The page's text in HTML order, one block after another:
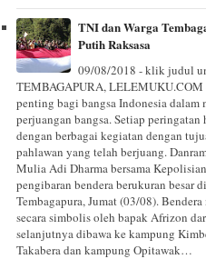
TNI dan Warga
Putih Raksasa
09/08/2018 - klik judul
TEMBAGAPURA, LELEMUKU.COM
penting bagi bangsa Indonesia dalam
perjuangan bangsa. Setiap
dengan berbagai kegiatan dengan
pahlawan yang telah berjuang.
Mulia Adi Dharma bersama
pengibaran bendera berukuran besar
Tembagapura, Jumat (03/08).
secara simbolis oleh bapak Afrizon
selanjutnya dibawa ke kampung
Takabera dan kampung Opitawak…